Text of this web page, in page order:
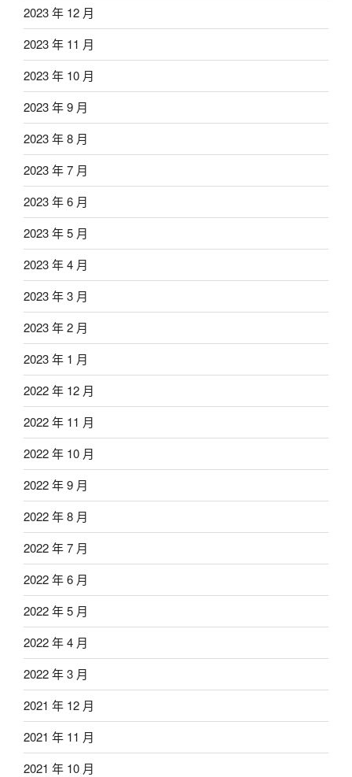
2023 年 12 月
2023 年 11 月
2023 年 10 月
2023 年 9 月
2023 年 8 月
2023 年 7 月
2023 年 6 月
2023 年 5 月
2023 年 4 月
2023 年 3 月
2023 年 2 月
2023 年 1 月
2022 年 12 月
2022 年 11 月
2022 年 10 月
2022 年 9 月
2022 年 8 月
2022 年 7 月
2022 年 6 月
2022 年 5 月
2022 年 4 月
2022 年 3 月
2021 年 12 月
2021 年 11 月
2021 年 10 月